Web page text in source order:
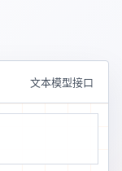
文本模型接口